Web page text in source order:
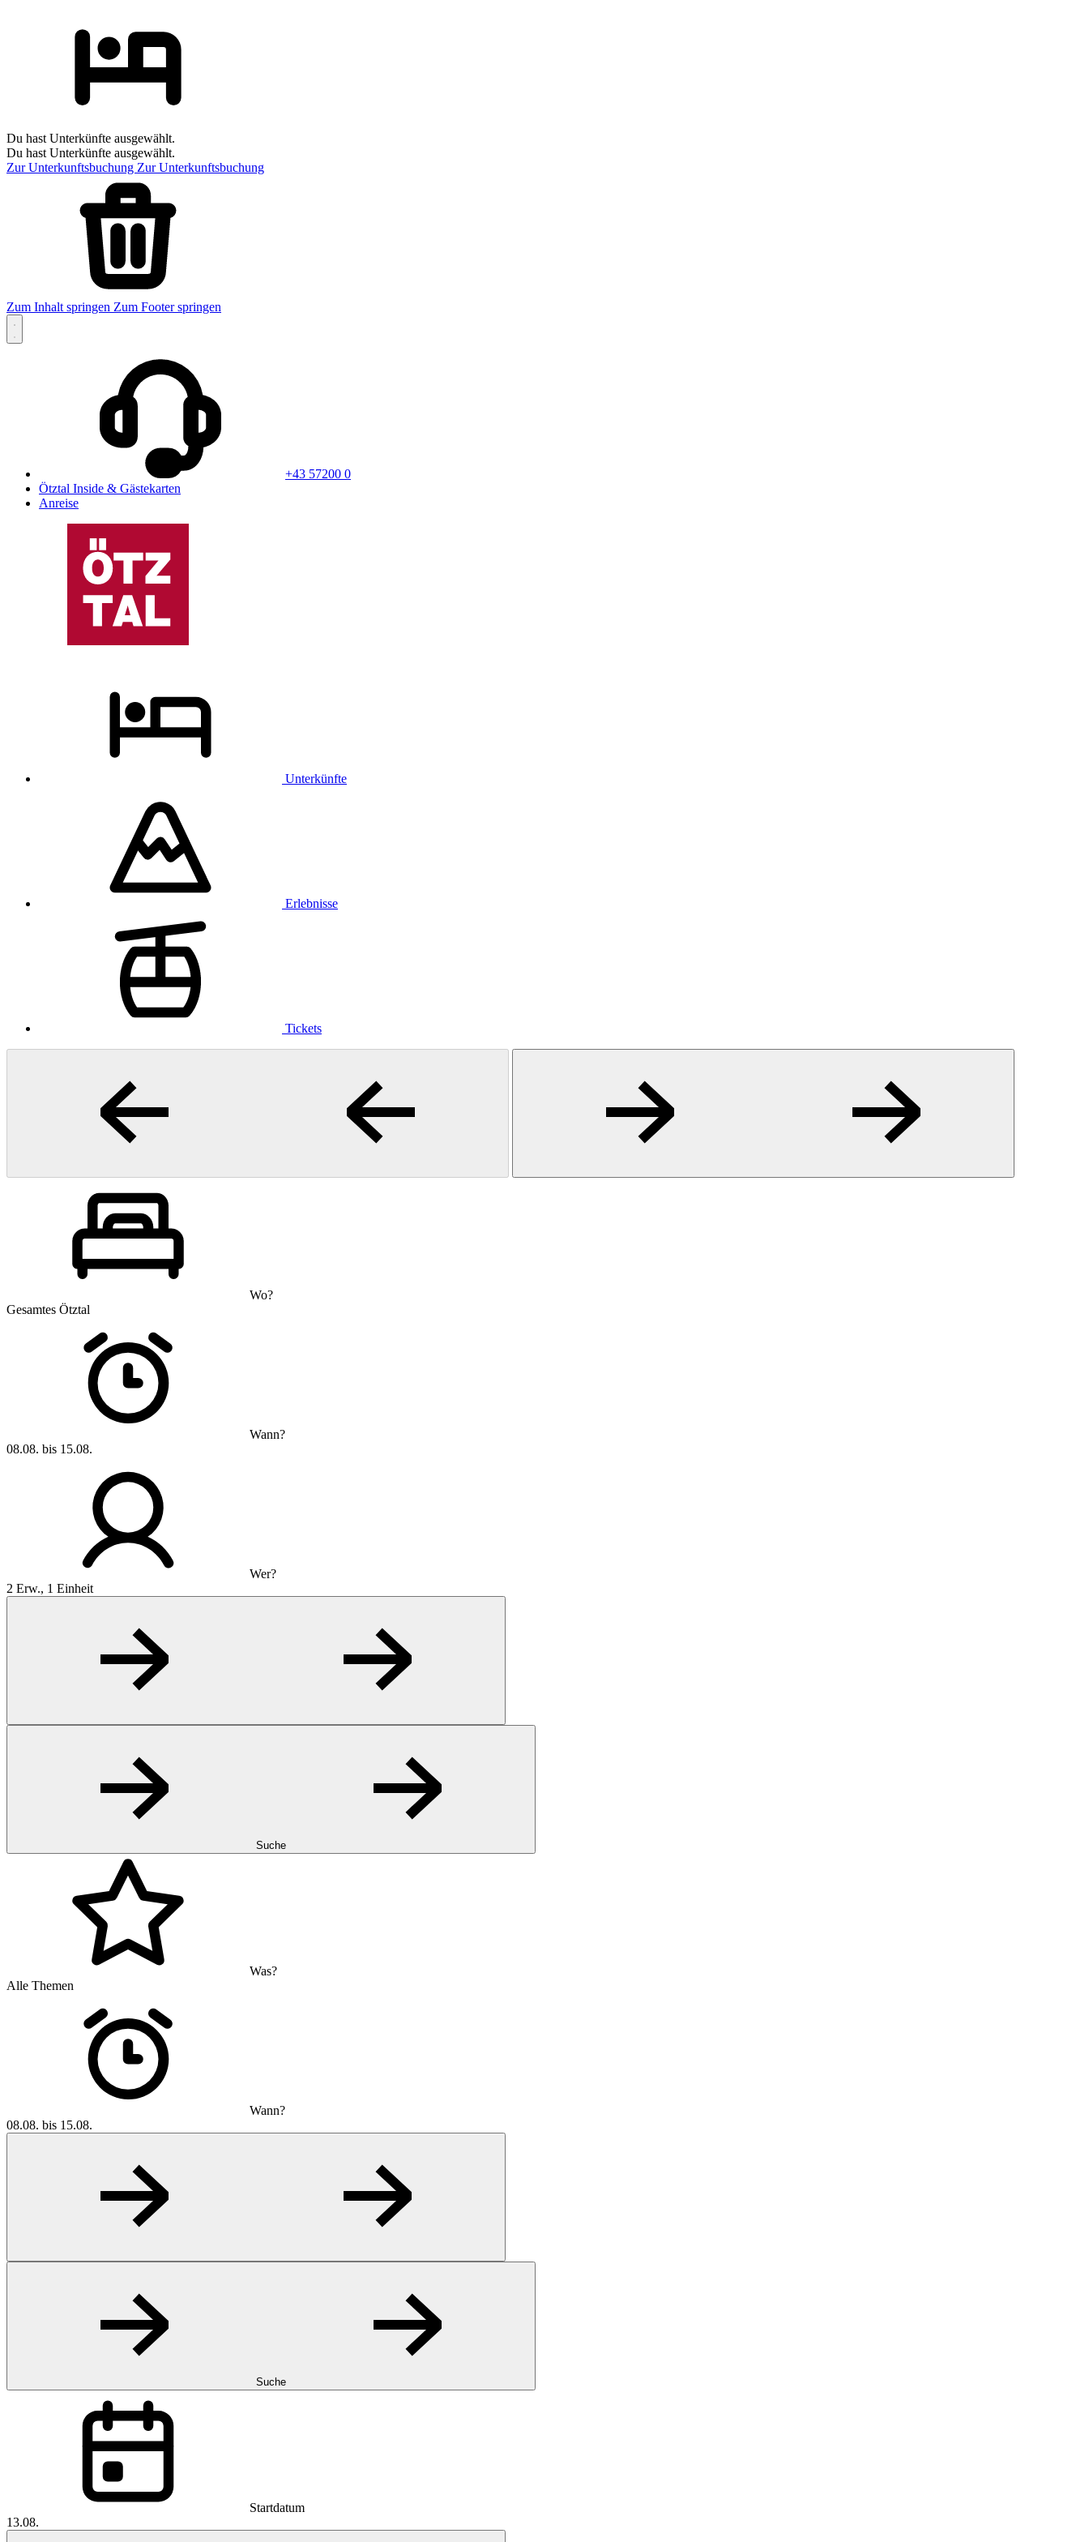
Du hast Unterkünfte ausgewählt.
Du hast Unterkünfte ausgewählt.
Zur Unterkunftsbuchung Zur Unterkunftsbuchung
Zum Inhalt springen Zum Footer springen
+43 57200 0
Ötztal Inside & Gästekarten
Anreise
Unterkünfte
Erlebnisse
Tickets
Wo?
Gesamtes Ötztal
Wann?
08.08. bis 15.08.
Wer?
2 Erw., 1 Einheit
Suche
Was?
Alle Themen
Wann?
08.08. bis 15.08.
Suche
Startdatum
13.08.